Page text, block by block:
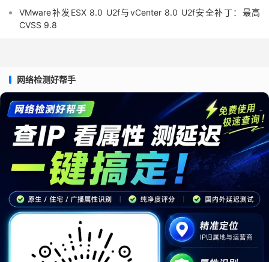
VMware补发ESX 8.0 U2f与vCenter 8.0 U2f安全补丁：最高
CVSS 9.8
网络检测好帮手